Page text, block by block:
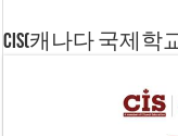
CIS(캐나다 국제학